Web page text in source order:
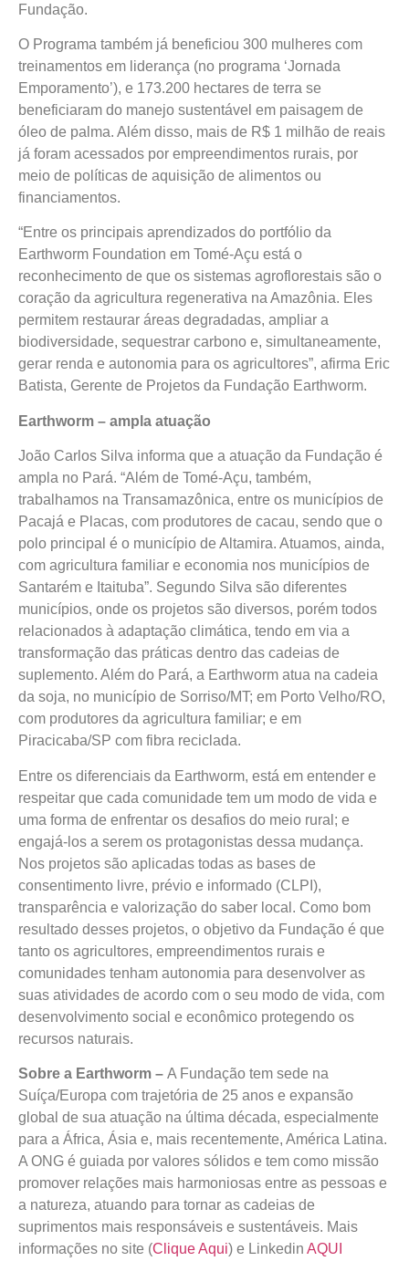
Fundação.
O Programa também já beneficiou 300 mulheres com
treinamentos em liderança (no programa ‘Jornada
Emporamento’), e 173.200 hectares de terra se
beneficiaram do manejo sustentável em paisagem de
óleo de palma. Além disso, mais de R$ 1 milhão de reais
já foram acessados por empreendimentos rurais, por
meio de políticas de aquisição de alimentos ou
financiamentos.
“Entre os principais aprendizados do portfólio da
Earthworm Foundation em Tomé-Açu está o
reconhecimento de que os sistemas agroflorestais são o
coração da agricultura regenerativa na Amazônia. Eles
permitem restaurar áreas degradadas, ampliar a
biodiversidade, sequestrar carbono e, simultaneamente,
gerar renda e autonomia para os agricultores”, afirma Eric
Batista, Gerente de Projetos da Fundação Earthworm.
Earthworm – ampla atuação
João Carlos Silva informa que a atuação da Fundação é
ampla no Pará. “Além de Tomé-Açu, também,
trabalhamos na Transamazônica, entre os municípios de
Pacajá e Placas, com produtores de cacau, sendo que o
polo principal é o município de Altamira. Atuamos, ainda,
com agricultura familiar e economia nos municípios de
Santarém e Itaituba”. Segundo Silva são diferentes
municípios, onde os projetos são diversos, porém todos
relacionados à adaptação climática, tendo em via a
transformação das práticas dentro das cadeias de
suplemento. Além do Pará, a Earthworm atua na cadeia
da soja, no município de Sorriso/MT; em Porto Velho/RO,
com produtores da agricultura familiar; e em
Piracicaba/SP com fibra reciclada.
Entre os diferenciais da Earthworm, está em entender e
respeitar que cada comunidade tem um modo de vida e
uma forma de enfrentar os desafios do meio rural; e
engajá-los a serem os protagonistas dessa mudança.
Nos projetos são aplicadas todas as bases de
consentimento livre, prévio e informado (CLPI),
transparência e valorização do saber local. Como bom
resultado desses projetos, o objetivo da Fundação é que
tanto os agricultores, empreendimentos rurais e
comunidades tenham autonomia para desenvolver as
suas atividades de acordo com o seu modo de vida, com
desenvolvimento social e econômico protegendo os
recursos naturais.
Sobre a Earthworm – A Fundação tem sede na
Suíça/Europa com trajetória de 25 anos e expansão
global de sua atuação na última década, especialmente
para a África, Ásia e, mais recentemente, América Latina.
A ONG é guiada por valores sólidos e tem como missão
promover relações mais harmoniosas entre as pessoas e
a natureza, atuando para tornar as cadeias de
suprimentos mais responsáveis e sustentáveis. Mais
informações no site (Clique Aqui) e Linkedin AQUI